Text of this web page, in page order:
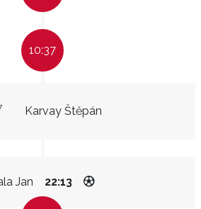
10:37
Karvay Štěpán
Jan 22:13